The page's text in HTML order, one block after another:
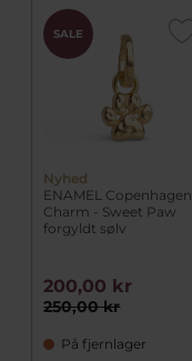
SALE
Nyhed
ENAMEL Copenhagen
Charm - Sweet Paw
forgyldt sølv
250,00 kr
200,00 kr
På fjernlager